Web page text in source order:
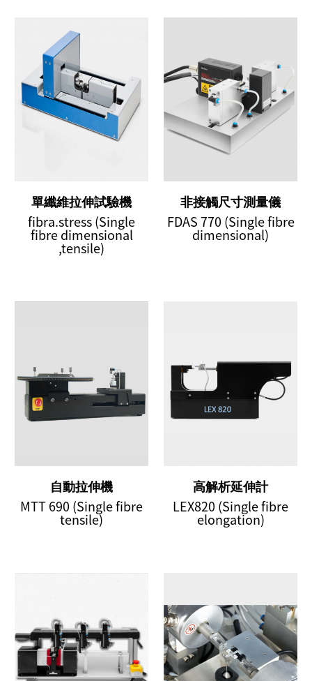
單纖維拉伸試驗機
fibra.stress (Single
fibre dimensional
,tensile)
非接觸尺寸測量儀
FDAS 770 (Single fibre
dimensional)
自動拉伸機
MTT 690 (Single fibre
tensile)
高解析延伸計
LEX820 (Single fibre
elongation)